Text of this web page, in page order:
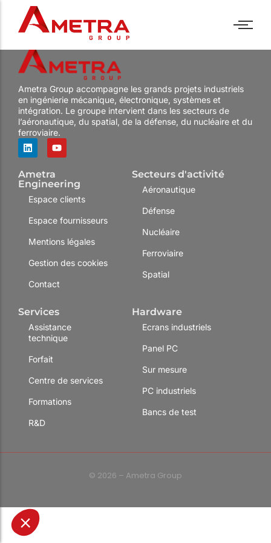
Industries
Métiers
Assistance technique
Forfait
Centre de services
Formations
Bancs de test
PC industriels
Panel PC
Ecrans industriels
Sur mesure
Politique RH
Nos offres
Nos engagements
Témoignages
Industries
Métiers
Assistance technique
Forfait
Centre de services
Formations
Bancs de test
PC industriels
Panel PC
Ecrans industriels
Sur mesure
Politique RH
Nos offres
Nos engagements
Témoignages
Ametra Group accompagne les grands projets industriels
en ingénierie mécanique, électronique, systèmes et
intégration. Le groupe intervient dans les secteurs de
l’aéronautique, du spatial, de la défense, du nucléaire et du
ferroviaire.
Ametra
Engineering
Espace clients
Espace fournisseurs
Mentions légales
Gestion des cookies
Contact
Secteurs d'activité
Aéronautique
Défense
Nucléaire
Ferroviaire
Spatial
Services
Assistance
technique
Forfait
Centre de services
Formations
R&D
Hardware
Ecrans industriels
Panel PC
Sur mesure
PC industriels
Bancs de test
© 2026 – Ametra Group